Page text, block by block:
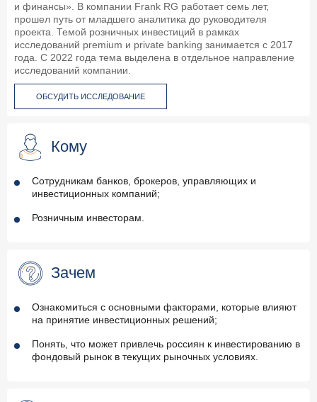
и финансы». В компании Frank RG работает семь лет,
прошел путь от младшего аналитика до руководителя
проекта. Темой розничных инвестиций в рамках
исследований premium и private banking занимается с 2017
года. С 2022 года тема выделена в отдельное направление
исследований компании.
ОБСУДИТЬ ИССЛЕДОВАНИЕ
Кому
Сотрудникам банков, брокеров, управляющих и
инвестиционных компаний;
Розничным инвесторам.
Зачем
Ознакомиться с основными факторами, которые влияют
на принятие инвестиционных решений;
Понять, что может привлечь россиян к инвестированию в
фондовый рынок в текущих рыночных условиях.